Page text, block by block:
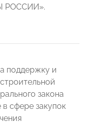
РОССИИ».
поддержку и
закона
сфере закупок